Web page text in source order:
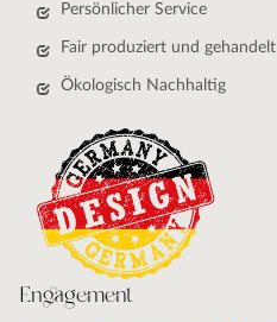
Persönlicher Service
Fair produziert und gehandelt
Ökologisch Nachhaltig
Engagement